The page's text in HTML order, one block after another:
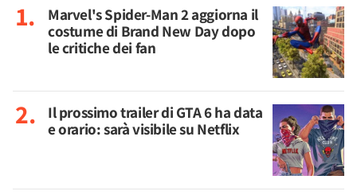
Marvel's Spider-Man 2 aggiorna il
costume di Brand New Day dopo
le critiche dei fan
Il prossimo trailer di GTA 6 ha data
e orario: sarà visibile su Netflix